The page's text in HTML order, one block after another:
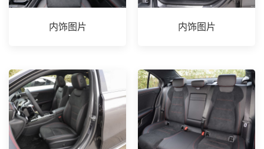
内饰图片 内饰图片